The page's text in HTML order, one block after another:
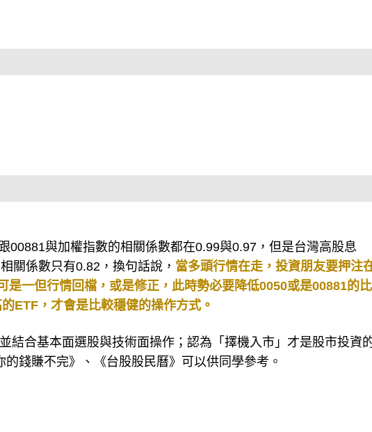
00881與加權指數的相關係數都在0.99與0.97，但是台灣高股息
關係數只有0.82，換句話說，當多頭行情在走，投資朋友要押注
一但行情回檔，或是修正，此時勢必要降低0050或是00881的比
結合基本面選股與技術面操作；認為「擇機入市」才是股市投資的